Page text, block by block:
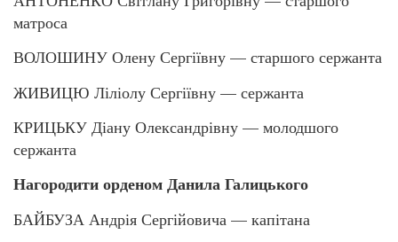
матроса
ВОЛОШИНУ Олену Сергіївну — старшого сержанта
ЖИВИЦЮ Ліліолу Сергіївну — сержанта
КРИЦЬКУ Діану Олександрівну — молодшого
сержанта
Нагородити орденом Данила Галицького
БАЙБУЗА Андрія Сергійовича — капітана